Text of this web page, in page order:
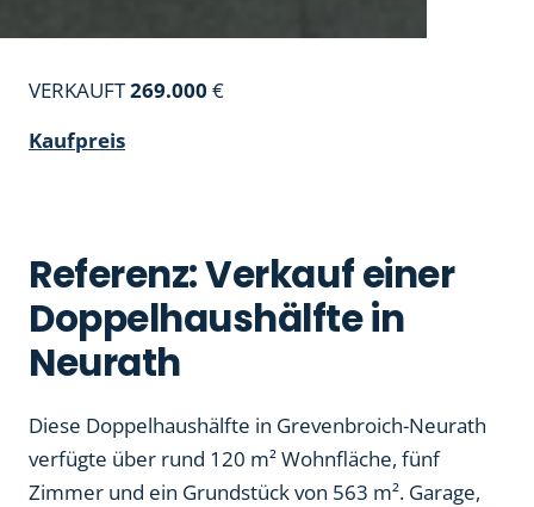
VERKAUFT269.000 €
Kaufpreis
Referenz: Verkauf einer
Doppelhaushälfte in
Neurath
Diese Doppelhaushälfte in Grevenbroich-Neurath
verfügte über rund 120 m² Wohnfläche, fünf
Zimmer und ein Grundstück von 563 m². Garage,